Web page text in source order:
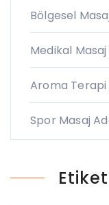
Bölgesel
Medikal
Aroma Terapi
Spor Masaj